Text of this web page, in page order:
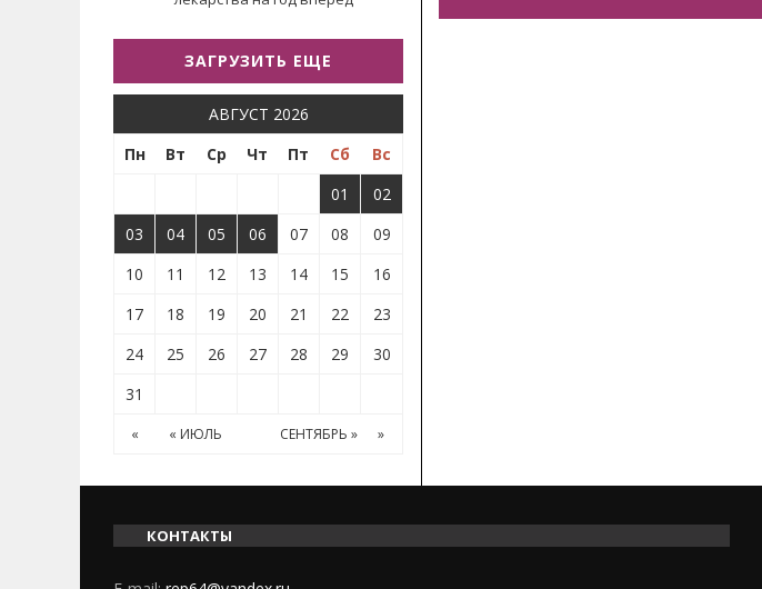
ЗАГРУЗИТЬ ЕЩЕ
АВГУСТ 2026
Пн
Вт Ср Чт Пт Сб
Вс
01
02
03
04 05 06 07 08
09
10
11 12 13 14 15
16
17
18 19 20 21 22
23
24
25 26 27 28 29
30
31
« « ИЮЛЬ СЕНТЯБРЬ » »
КОНТАКТЫ